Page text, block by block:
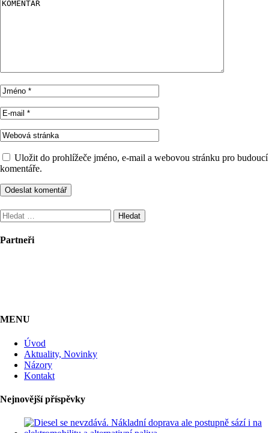
Uložit do prohlížeče jméno, e-mail a webovou stránku pro budoucí
komentáře.
Vyhledávání
Partneři
MENU
Úvod
Aktuality, Novinky
Názory
Kontakt
Nejnovější příspěvky